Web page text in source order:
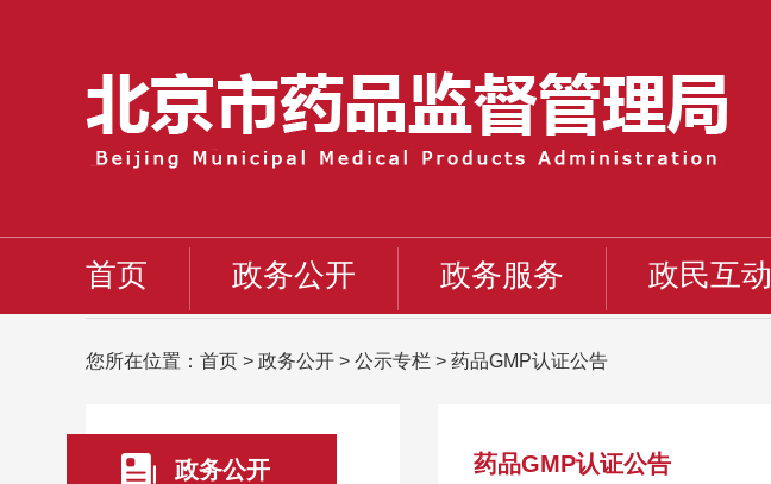
首页 政务公开 政务服务 政民互动
您所在位置： 首页 > 政务公开 > 公示专栏 > 药品GMP认证公告
政务公开 药品GMP认证公告